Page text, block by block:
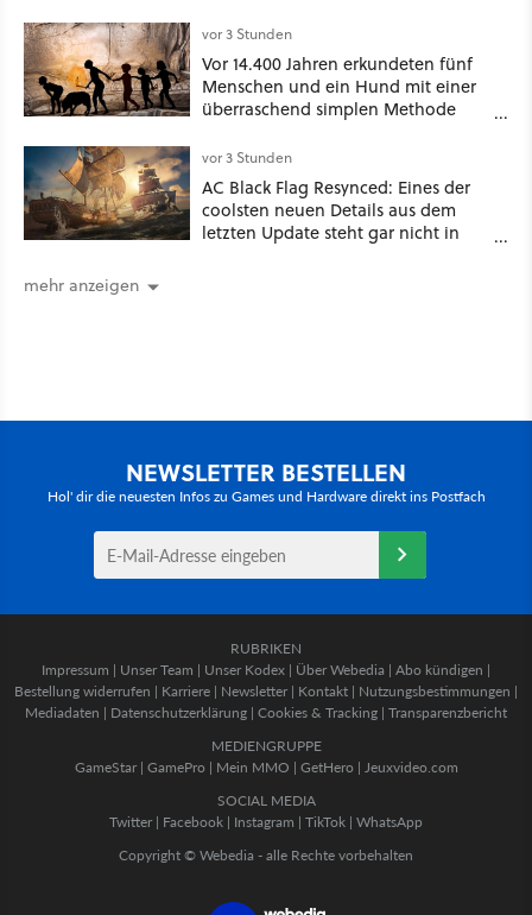
vor 3 Stunden
Vor 14.400 Jahren erkundeten fünf
Menschen und ein Hund mit einer
überraschend simplen Methode
Spuren für die Ewigkeit
vor 3 Stunden
AC Black Flag Resynced: Eines der
coolsten neuen Details aus dem
letzten Update steht gar nicht in
mehr anzeigen
NEWSLETTER BESTELLEN
Hol' dir die neuesten Infos zu Games und Hardware direkt ins Postfach
RUBRIKEN
Impressum | Unser Team | Unser Kodex | Über Webedia | Abo kündigen |
Bestellung widerrufen | Karriere | Newsletter | Kontakt | Nutzungsbestimmungen |
Mediadaten | Datenschutzerklärung | Cookies & Tracking | Transparenzbericht
MEDIENGRUPPE
GameStar| GamePro | Mein MMO | GetHero | Jeuxvideo.com
SOCIAL MEDIA
Twitter | Facebook | Instagram | TikTok | WhatsApp
Copyright © Webedia - alle Rechte vorbehalten